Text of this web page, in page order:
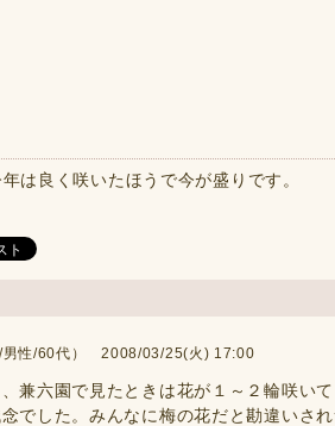
は良く咲いたほうで今が盛りです。
/男性/60代） 2008/03/25(火) 17:00
兼六園で見たときは花が１～２輪咲い
でした。みんなに梅の花だと勘違いさ